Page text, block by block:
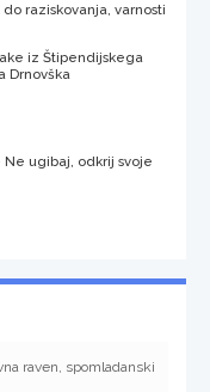
raziskovanja, varnosti
iz Štipendijskega
Drnovška
Ne ugibaj, odkrij svoje
raven, spomladanski